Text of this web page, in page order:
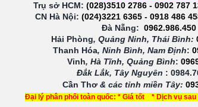
Trụ sở HCM: (028)3510 2786 - 0902 787
CN Hà Nội: (024)3221 6365 - 0918 486
Đà Nẵng: 0962.986.450
Hải Phòng, Quảng Ninh, Thái Bình:
Thanh Hóa, Ninh Bình, Nam Định:
Vinh, Hà Tĩnh, Quảng Bình:
Đắk Lắk, Tây Nguyên :
Cần Thơ & các tỉnh miền Tây:
Đại lý phân phối toàn quốc: * Giá tốt * Dịch vụ sau